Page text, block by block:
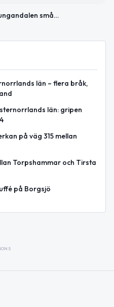
Fränsta – Ljungandalen småstad med stort servicehjärta
län – flera bråk,
län: gripen
på väg 315 mellan
Torpshammar och Tirsta
på Borgsjö